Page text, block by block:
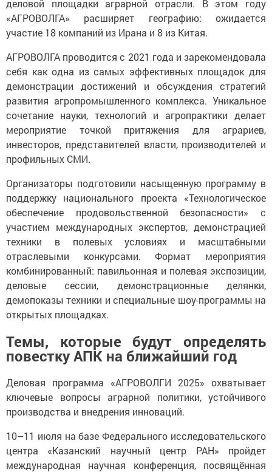
деловой площадки аграрной отрасли. В этом году
«АГРОВОЛГА» расширяет географию: ожидается
участие 18 компаний из Ирана и 8 из Китая.
АГРОВОЛГА проводится с 2021 года и зарекомендовала
себя как одна из самых эффективных площадок для
демонстрации достижений и обсуждения стратегий
развития агропромышленного комплекса. Уникальное
сочетание науки, технологий и агропрактики делает
мероприятие точкой притяжения для аграриев,
инвесторов, представителей власти, производителей и
профильных СМИ.
Организаторы подготовили насыщенную программу в
поддержку национального проекта «Технологическое
обеспечение продовольственной безопасности» с
участием международных экспертов, демонстрацией
техники в полевых условиях и масштабными
отраслевыми конкурсами. Формат мероприятия
комбинированный: павильонная и полевая экспозиции,
деловые сессии, демонстрационные делянки,
демопоказы техники и специальные шоу-программы на
открытых площадках.
Темы, которые будут определять
повестку АПК на ближайший год
Деловая программа «АГРОВОЛГИ 2025» охватывает
ключевые вопросы аграрной политики, устойчивого
производства и внедрения инноваций.
10–11 июля на базе Федерального исследовательского
центра «Казанский научный центр РАН» пройдет
международная научная конференция, посвящённая